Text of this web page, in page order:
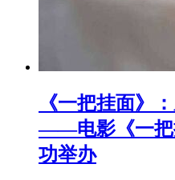
《一把挂面》
——电影《一把
功举办